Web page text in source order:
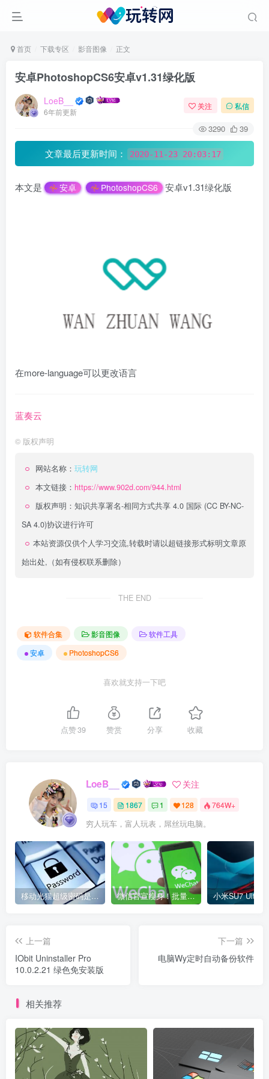
首页 下载专区 影音图像 正文
安卓PhotoshopCS6安卓v1.31绿化版
LoeB__
6年前更新
关注 私信
3290 39
文章最后更新时间： 2020-11-23 20:03:17
本文是 安卓 PhotoshopCS6 安卓v1.31绿化版
在more-language可以更改语言
蓝奏云
© 版权声明
网站名称： 玩转网
本文链接： https://www.902d.com/944.html
版权声明： 知识共享署名-相同方式共享 4.0 国际 (CC BY-NC-
SA 4.0)协议进行许可
本站资源仅供个人学习交流,转载时请以超链接形式标明文章原
始出处,（如有侵权联系删除）
THE END
软件合集 影音图像
软件工具
安卓
PhotoshopCS6
喜欢就支持一下吧
点赞39 赞赏 分享 收藏
LoeB__ 关注
15 1867 1 128 764W+
穷人玩车，富人玩表，屌丝玩电脑。
移动光猫超级密码是多少？移动光猫超级管理员后台账号与密码 微信官宣瘦身！批量清理原图新功能来了 安卓、iOS均可使用
上一篇
IObit Uninstaller Pro
10.0.2.21 绿色免安装版
下一篇
电脑Wy定时自动备份软件
相关推荐